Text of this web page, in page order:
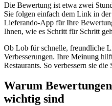
Die Bewertung ist etwa zwei
Sie folgen einfach dem Link in
Lieferando-App für Ihre
Ihnen, wie es Schritt für Schritt
Ob Lob für schnelle, freundliche
Verbesserungen. Ihre Meinung
Restaurants. So verbessern sie die
Warum
wichtig sind